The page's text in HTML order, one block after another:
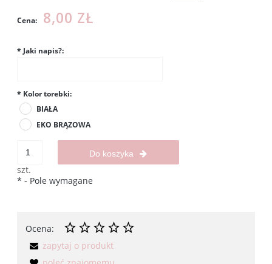
Cena: 8,00 ZŁ
* Jaki napis?:
* Kolor torebki:
BIAŁA
EKO BRĄZOWA
szt.
Do koszyka
* - Pole wymagane
Ocena:
zapytaj o produkt